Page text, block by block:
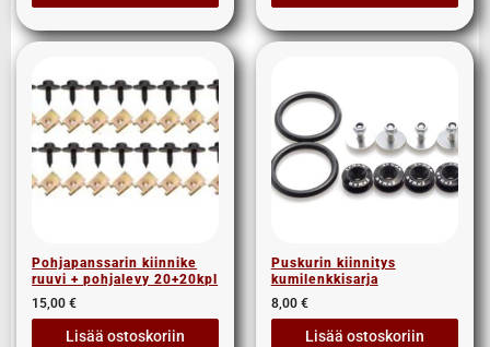
Pohjapanssarin kiinnike
ruuvi + pohjalevy 20+20kpl
15,00€
Lisää ostoskoriin
Puskurin kiinnitys
kumilenkkisarja
8,00 €
Lisää ostoskoriin